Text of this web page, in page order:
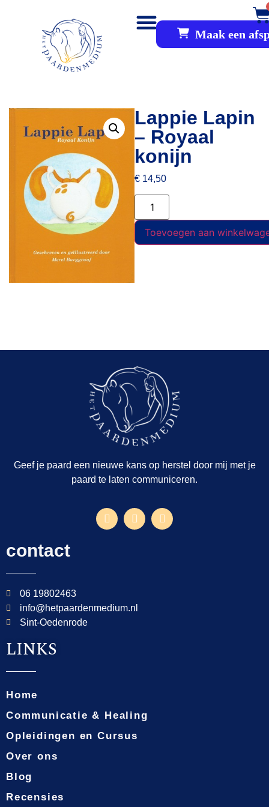
Maak een
Lappie Lapin
– Royaal
konijn
€ 14,50
Toevoegen aan
Geef je paard een nieuwe kans op herstel door mij met je
paard te laten communiceren.
contact
06 19802463
info@hetpaardenmedium.nl
Sint-Oedenrode
LINKS
Home
Communicatie & Healing
Opleidingen en Cursus
Over ons
Blog
Recensies